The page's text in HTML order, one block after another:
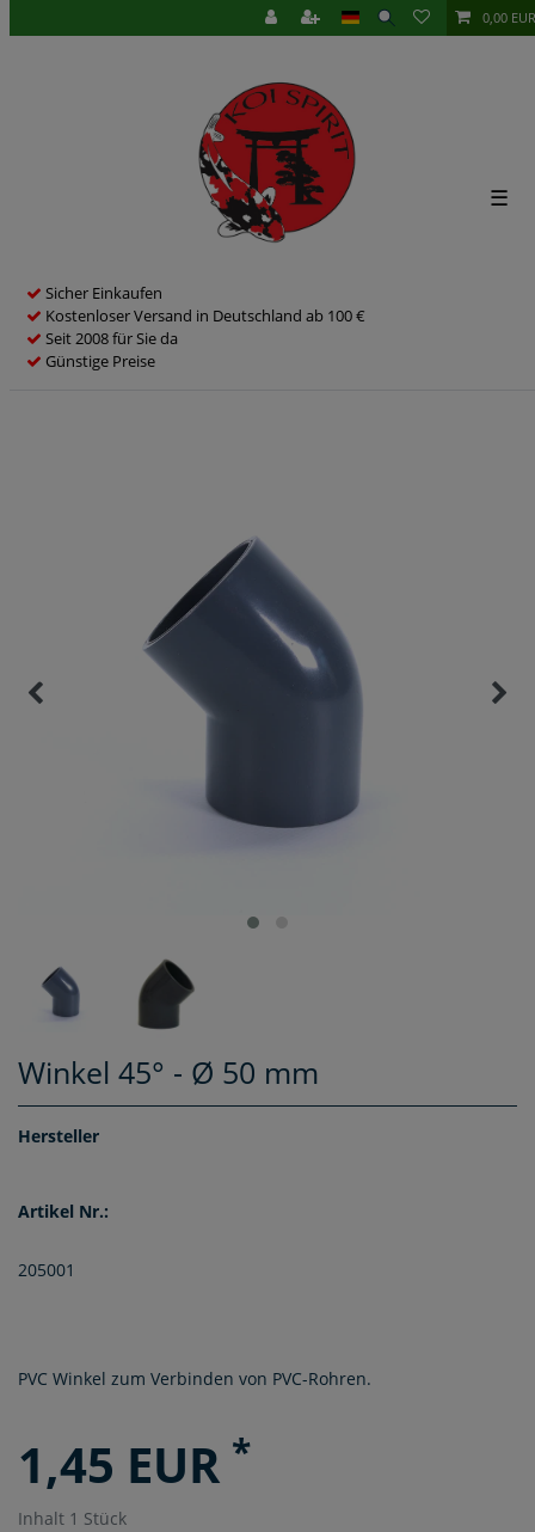
0,00 EUR
Sicher Einkaufen
Kostenloser Versand in Deutschland ab 100 €
Seit 2008 für Sie da
Günstige Preise
☰
Winkel 45° - Ø 50 mm
Hersteller
Artikel Nr.:
205001
PVC Winkel zum Verbinden von PVC-Rohren.
1,45 EUR *
Inhalt 1 Stück